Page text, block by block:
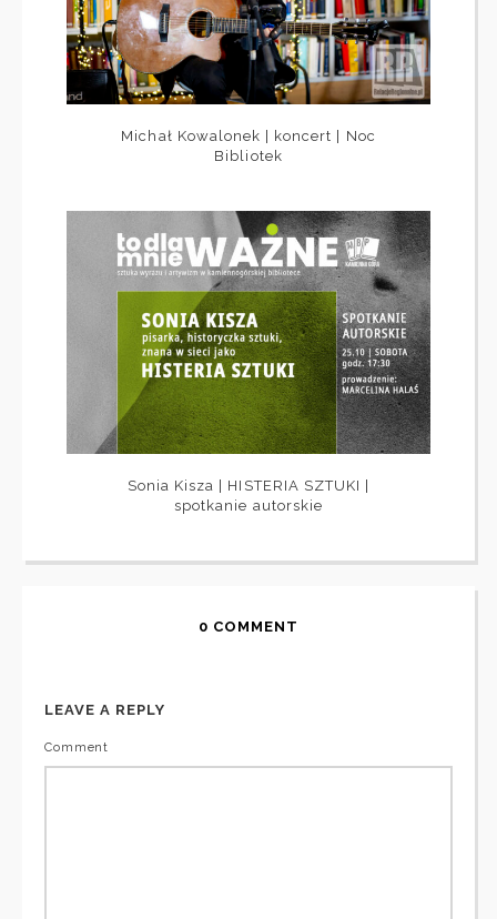
Michał Kowalonek | koncert | Noc
Bibliotek
Sonia Kisza | HISTERIA SZTUKI |
spotkanie autorskie
0 COMMENT
LEAVE A REPLY
Comment